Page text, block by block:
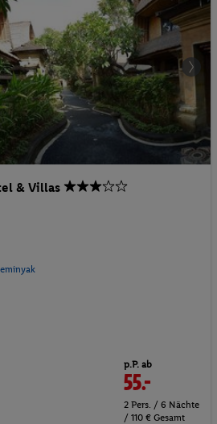
& Villas
p.P. ab
55.-
2 Pers. / 6 Nächte
/ 110 € Gesamt